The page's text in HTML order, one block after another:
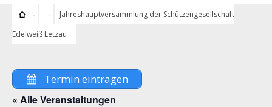
Jahreshauptversammlung der Schützengesellschaft
Edelweiß Letzau
Termin eintragen
« Alle Veranstaltungen